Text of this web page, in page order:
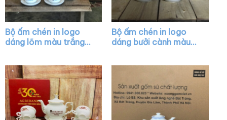
Bộ ấm chén in logo
dáng lõm màu trắng
Bộ ấm chén in logo
dáng bưởi cành màu